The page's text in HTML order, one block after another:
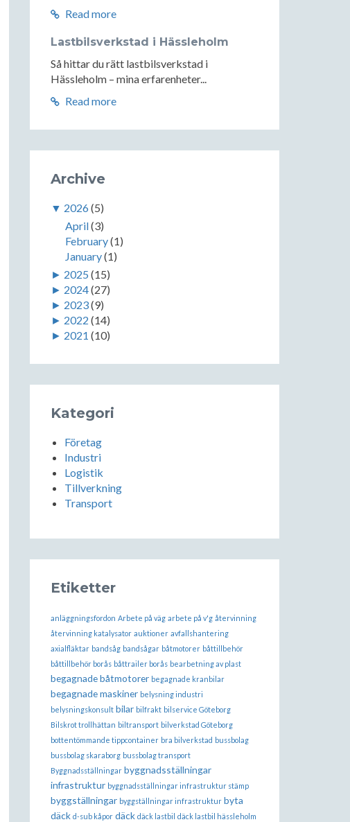
Read more
Lastbilsverkstad i Hässleholm
Så hittar du rätt lastbilsverkstad i
Hässleholm – mina erfarenheter...
Read more
Archive
▼ 2026(5)
April(3)
February(1)
January(1)
► 2025 (15)
► 2024(27)
► 2023(9)
► 2022 (14)
► 2021 (10)
Kategori
Företag
Industri
Logistik
Tillverkning
Transport
Etiketter
anläggningsfordon Arbete på väg arbete på v'g återvinning
återvinning katalysator auktioner avfallshantering
axialfläktar bandsåg bandsågar båtmotorer båttillbehör
båttillbehör borås båttrailer borås bearbetning av plast
begagnade båtmotorer begagnade kranbilar
begagnade maskiner belysning industri
belysningskonsult bilar bilfrakt bilservice Göteborg
Bilskrot trollhättan biltransport bilverkstad Göteborg
bottentömmande tippcontainer bra bilverkstad bussbolag
bussbolag skaraborg bussbolag transport
Byggnadsställningar byggnadsställningar
infrastruktur byggnadsställningar infrastruktur stämp
byggställningar byggställningar infrastruktur byta
däck d-sub kåpor däck däck lastbil däck lastbil hässleholm